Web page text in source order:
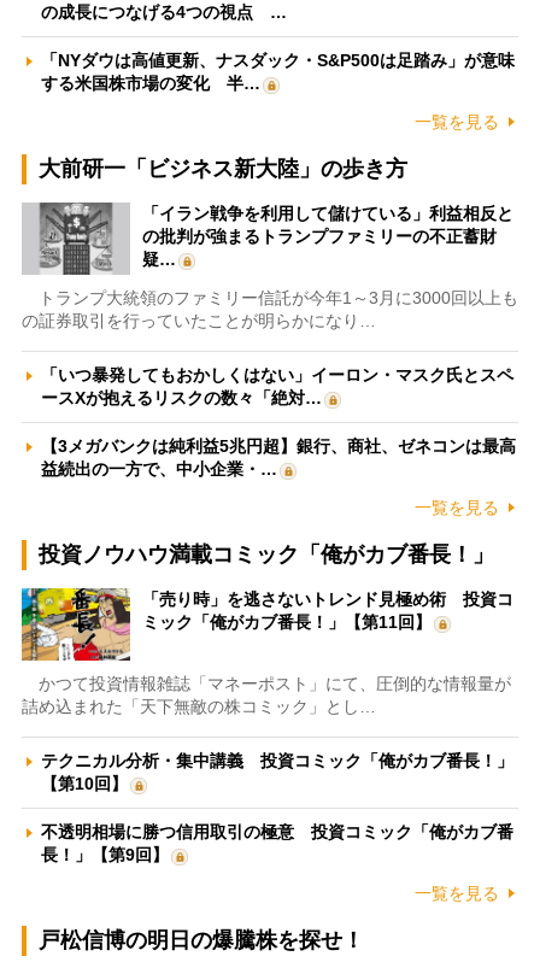
の成長につなげる4つの視点 …
「NYダウは高値更新、ナスダック・S&P500は足踏み」が意味
する米国株市場の変化 半…
一覧を見る
大前研一「ビジネス新大陸」の歩き方
「イラン戦争を利用して儲けている」利益相反と
の批判が強まるトランプファミリーの不正蓄財
疑…
トランプ大統領のファミリー信託が今年1～3月に3000回以上も
の証券取引を行っていたことが明らかになり…
「いつ暴発してもおかしくはない」イーロン・マスク氏とスペ
ースXが抱えるリスクの数々「絶対…
【3メガバンクは純利益5兆円超】銀行、商社、ゼネコンは最高
益続出の一方で、中小企業・…
一覧を見る
投資ノウハウ満載コミック「俺がカブ番長！」
「売り時」を逃さないトレンド見極め術 投資コ
ミック「俺がカブ番長！」【第11回】
かつて投資情報雑誌「マネーポスト」にて、圧倒的な情報量が
詰め込まれた「天下無敵の株コミック」とし…
テクニカル分析・集中講義 投資コミック「俺がカブ番長！」
【第10回】
不透明相場に勝つ信用取引の極意 投資コミック「俺がカブ番
長！」【第9回】
一覧を見る
戸松信博の明日の爆騰株を探せ！